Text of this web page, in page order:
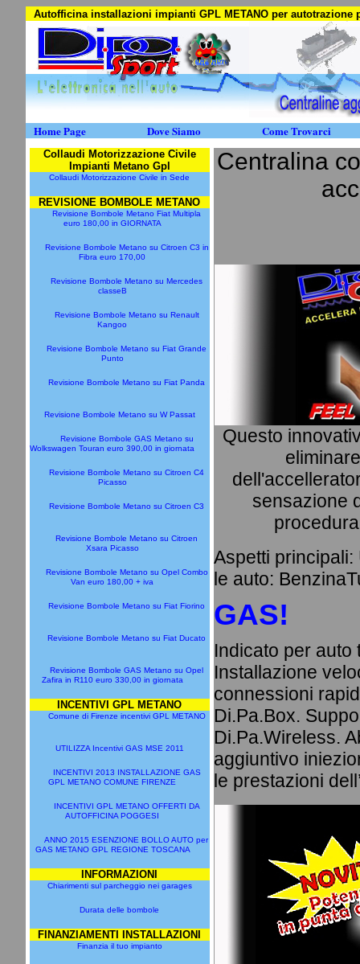
Autofficina installazioni impianti GPL METANO per autotrazione
Home Page Dove Siamo Come Trovarci
Collaudi Motorizzazione Civile
Impianti Metano Gpl
Collaudi Motorizzazione Civile in Sede
REVISIONE BOMBOLE METANO
Revisione Bombole Metano Fiat Multipla
euro 180,00 in GIORNATA
Revisione Bombole Metano su Citroen C3 in
Fibra euro 170,00
Revisione Bombole Metano su Mercedes
classeB
Revisione Bombole Metano su Renault
Kangoo
Revisione Bombole Metano su Fiat Grande
Punto
Revisione Bombole Metano su Fiat Panda
Revisione Bombole Metano su W Passat
Revisione Bombole GAS Metano su
Wolkswagen Touran euro 390,00 in giornata
Revisione Bombole Metano su Citroen C4
Picasso
Revisione Bombole Metano su Citroen C3
Revisione Bombole Metano su Citroen
Xsara Picasso
Revisione Bombole Metano su Opel Combo
Van euro 180,00 + iva
Revisione Bombole Metano su Fiat Fiorino
Revisione Bombole Metano su Fiat Ducato
Revisione Bombole GAS Metano su Opel
Zafira in R110 euro 330,00 in giornata
INCENTIVI GPL METANO
Comune di Firenze incentivi GPL METANO
UTILIZZA Incentivi GAS MSE 2011
INCENTIVI 2013 INSTALLAZIONE GAS
GPL METANO COMUNE FIRENZE
INCENTIVI GPL METANO OFFERTI DA
AUTOFFICINA POGGESI
ANNO 2015 ESENZIONE BOLLO AUTO per
GAS METANO GPL REGIONE TOSCANA
INFORMAZIONI
Chiarimenti sul parcheggio nei garages
Durata delle bombole
FINANZIAMENTI INSTALLAZIONI
Finanzia il tuo impianto
Centralina
Questo
sensazione
Aspetti
le auto:
GAS!
Indicato per auto
Installazione
connessioni
Di.Pa.Box.
Di.Pa.Wireless.
aggiuntivo
le prestazioni